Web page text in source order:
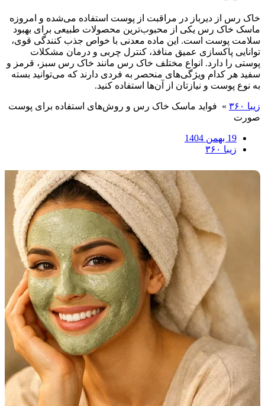
خاک رس از دیرباز در مراقبت از پوست استفاده می‌شده و امروزه
ماسک خاک رس یکی از محبوب‌ترین محصولات طبیعی برای بهبود
سلامت پوست است. این ماده معدنی با خواص جذب کنندگی قوی،
توانایی پاکسازی عمیق منافذ، کنترل چربی و درمان مشکلات
پوستی را دارد. انواع مختلف خاک رس مانند خاک رس سبز، قرمز و
سفید هر کدام ویژگی‌های منحصر به فردی دارند که می‌توانید بسته
به نوع پوست و نیازتان از آن‌ها استفاده کنید.
زیبا ۳۶۰ » فواید ماسک خاک رس و روش‌های استفاده برای پوست
صورت
19 بهمن 1404
زیبا ۳۶۰